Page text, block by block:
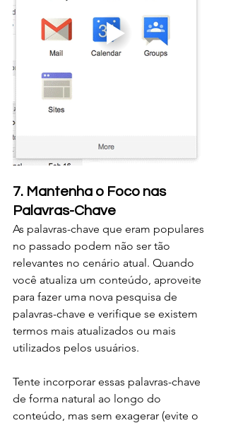
7. Mantenha o Foco nas
Palavras-Chave
As palavras-chave que eram populares
no passado podem não ser tão
relevantes no cenário atual. Quando
você atualiza um conteúdo, aproveite
para fazer uma nova pesquisa de
palavras-chave e verifique se existem
termos mais atualizados ou mais
utilizados pelos usuários.
Tente incorporar essas palavras-chave
de forma natural ao longo do
conteúdo, mas sem exagerar (evite o